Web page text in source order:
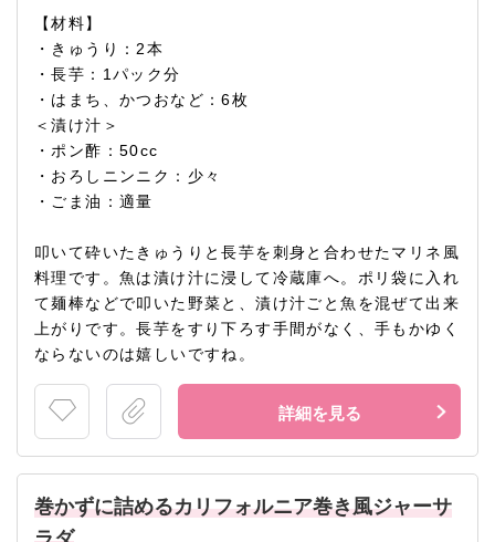
【材料】
・きゅうり：2本
・長芋：1パック分
・はまち、かつおなど：6枚
＜漬け汁＞
・ポン酢：50cc
・おろしニンニク：少々
・ごま油：適量
叩いて砕いたきゅうりと長芋を刺身と合わせたマリネ風
料理です。魚は漬け汁に浸して冷蔵庫へ。ポリ袋に入れ
て麺棒などで叩いた野菜と、漬け汁ごと魚を混ぜて出来
上がりです。長芋をすり下ろす手間がなく、手もかゆく
ならないのは嬉しいですね。
詳細を見る
巻かずに詰めるカリフォルニア巻き風ジャーサ